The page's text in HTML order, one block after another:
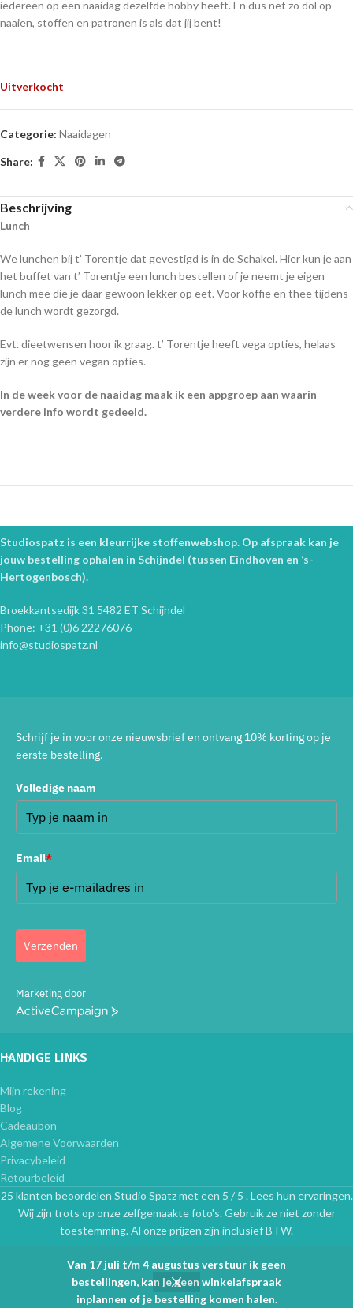
Van 17 juli t/m 4 augustus verstuur ik geen
bestellingen, kan je geen winkelafspraak
inplannen of je bestelling komen halen.
iedereen op een naaidag dezelfde hobby heeft. En dus net zo dol op
naaien, stoffen en patronen is als dat jij bent!
Uitverkocht
Categorie: Naaidagen
Share:
Beschrijving
Lunch
We lunchen bij t’ Torentje dat gevestigd is in de Schakel. Hier kun je aan
het buffet van t’ Torentje een lunch bestellen of je neemt je eigen
lunch mee die je daar gewoon lekker op eet. Voor koffie en thee tijdens
de lunch wordt gezorgd.
Evt. dieetwensen hoor ik graag. t’ Torentje heeft vega opties, helaas
zijn er nog geen vegan opties.
In de week voor de naaidag maak ik een appgroep aan waarin
verdere info wordt gedeeld.
Studiospatz is een kleurrijke stoffenwebshop. Op afspraak kan je
jouw bestelling ophalen in Schijndel (tussen Eindhoven en ‘s-
Hertogenbosch).
Broekkantsedijk 31 5482 ET Schijndel
Phone: +31 (0)6 22276076
info@studiospatz.nl
Schrijf je in voor onze nieuwsbrief en ontvang 10% korting op je
eerste bestelling.
Volledige naam
Email*
Verzenden
Marketing door
ActiveCampaign
HANDIGE LINKS
Mijn rekening
Blog
Cadeaubon
Algemene Voorwaarden
Privacybeleid
Retourbeleid
25 klanten beoordelen Studio Spatz met een 5 / 5 . Lees hun ervaringen.
Wij zijn trots op onze zelfgemaakte foto's. Gebruik ze niet zonder
toestemming. Al onze prijzen zijn inclusief BTW.